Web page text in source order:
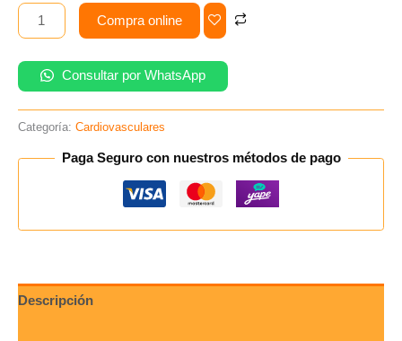
Compra online
Consultar por WhatsApp
Categoría: Cardiovasculares
Paga Seguro con nuestros métodos de pago
Descripción